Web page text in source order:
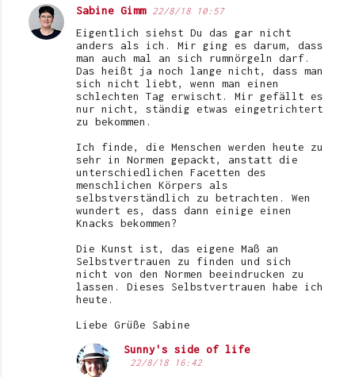
Sabine Gimm 22/8/18 10:57
Eigentlich siehst Du das gar nicht
anders als ich. Mir ging es darum, dass
man auch mal an sich rumnörgeln darf.
Das heißt ja noch lange nicht, dass man
sich nicht liebt, wenn man einen
schlechten Tag erwischt. Mir gefällt es
nur nicht, ständig etwas eingetrichtert
zu bekommen.
Ich finde, die Menschen werden heute zu
sehr in Normen gepackt, anstatt die
unterschiedlichen Facetten des
menschlichen Körpers als
selbstverständlich zu betrachten. Wen
wundert es, dass dann einige einen
Knacks bekommen?
Die Kunst ist, das eigene Maß an
Selbstvertrauen zu finden und sich
nicht von den Normen beeindrucken zu
lassen. Dieses Selbstvertrauen habe ich
heute.
Liebe Grüße Sabine
Sunny's side of life
22/8/18 16:42